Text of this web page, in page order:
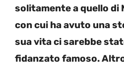
solitamente a quello di
con cui ha avuto una
sua vita ci sarebbe
fidanzato famoso.